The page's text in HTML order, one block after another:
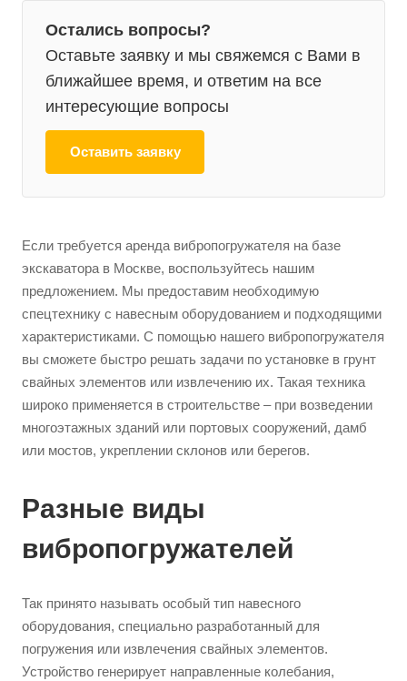
Остались вопросы?
Оставьте заявку и мы свяжемся с Вами в
ближайшее время, и ответим на все
интересующие вопросы
Оставить заявку
Если требуется аренда вибропогружателя на базе
экскаватора в Москве, воспользуйтесь нашим
предложением. Мы предоставим необходимую
спецтехнику с навесным оборудованием и подходящими
характеристиками. С помощью нашего вибропогружателя
вы сможете быстро решать задачи по установке в грунт
свайных элементов или извлечению их. Такая техника
широко применяется в строительстве – при возведении
многоэтажных зданий или портовых сооружений, дамб
или мостов, укреплении склонов или берегов.
Разные виды
вибропогружателей
Так принято называть особый тип навесного
оборудования, специально разработанный для
погружения или извлечения свайных элементов.
Устройство генерирует направленные колебания,